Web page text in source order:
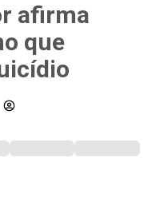
afirma
que